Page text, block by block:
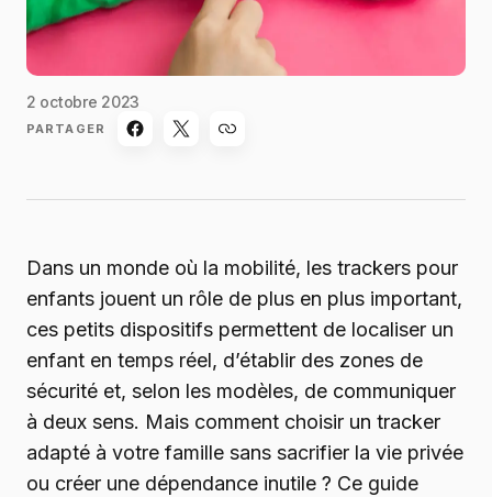
2 octobre 2023
PARTAGER
Dans un monde où la mobilité, les trackers pour
enfants jouent un rôle de plus en plus important,
ces petits dispositifs permettent de localiser un
enfant en temps réel, d’établir des zones de
sécurité et, selon les modèles, de communiquer
à deux sens. Mais comment choisir un tracker
adapté à votre famille sans sacrifier la vie privée
ou créer une dépendance inutile ? Ce guide